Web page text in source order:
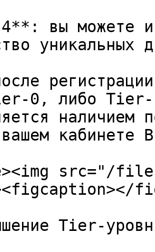
вы можете
уникальных
0, либо Tier-
наличием
кабинете
src="/files/
Tier-